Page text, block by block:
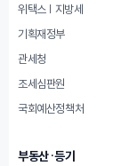
위택스 | 지방세
기획재정부
관세청
조세심판원
국회예산정책처
부동산·등기